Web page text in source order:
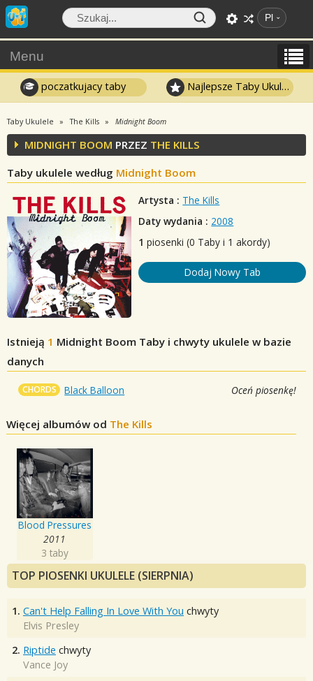
Pl
Menu
poczatkujacy taby Najlepsze Taby Ukulele
Taby Ukulele The Kills Midnight Boom
MIDNIGHT BOOM PRZEZ THE KILLS
Taby ukulele według Midnight Boom
Artysta : The Kills
Daty wydania : 2008
1 piosenki (0 Taby i 1 akordy)
Dodaj Nowy Tab
Istnieją 1 Midnight Boom Taby i chwyty ukulele w bazie
danych
CHORDS Black Balloon Oceń piosenkę!
Więcej albumów od The Kills
Blood Pressures
2011
3 taby
TOP PIOSENKI UKULELE (SIERPNIA)
1. Can't Help Falling In Love With You chwyty
Elvis Presley
2. Riptide chwyty
Vance Joy